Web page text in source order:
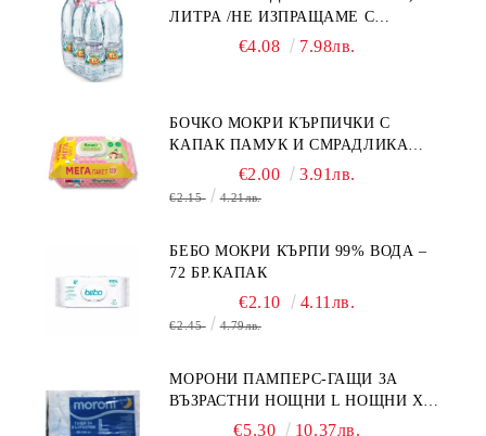
ЛИТРА /НЕ ИЗПРАЩАМЕ С
€4.08 7.98лв.
БОЧКО МОКРИ КЪРПИЧКИ С
КАПАК ПАМУК И СМРАДЛИКА
€2.00 3.91лв.
€2.15 4.21лв.
БЕБО МОКРИ КЪРПИ 99% ВОДА –
72 БР.КАПАК
€2.10 4.11лв.
€2.45 4.79лв.
МОРОНИ ПАМПЕРС-ГАЩИ ЗА
ВЪЗРАСТНИ НОЩНИ L НОЩНИ X
€5.30 10.37лв.